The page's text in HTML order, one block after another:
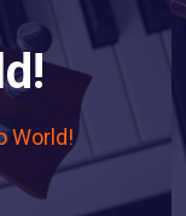
World!